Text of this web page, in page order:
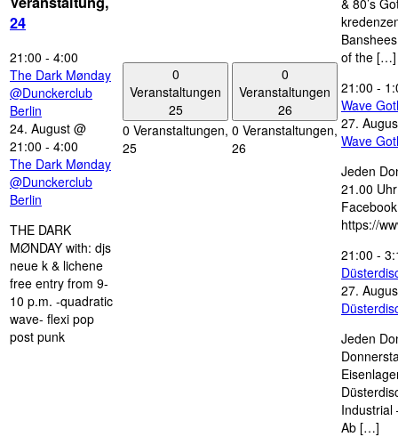
24
21:00 - 4:00
The Dark Mønday
@Dunckerclub
Berlin
24. August @
21:00 - 4:00
The Dark Mønday
@Dunckerclub
Berlin
THE DARK
MØNDAY with: djs
neue k & lichene
free entry from 9-
10 p.m. -quadratic
wave- flexi pop
post punk
0
Veranstaltungen
25
0 Veranstaltungen,
25
0
Veranstaltungen
26
0 Veranstaltungen,
26
of the […]
21:00 -
Wave
27.
Wave
Jeden
21.00
https://
21:00 -
27.
Jeden
Industrial
Ab […]